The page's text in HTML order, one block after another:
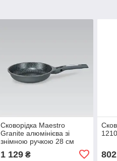
Сковорідка Maestro
Granite алюмінієва зі
знімною ручкою 28 см
1 129₴ 802